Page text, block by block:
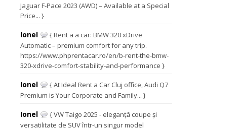
Jaguar F-Pace 2023 (AWD) – Available at a Special
Price... }
Ionel
{ Rent a a car: BMW 320 xDrive
Automatic – premium comfort for any trip.
https://www.phprentacar.ro/en/b-rent-the-bmw-
320-xdrive-comfort-stability-and-performance }
Ionel
{ At Ideal Rent a Car Cluj office, Audi Q7
Premium is Your Corporate and Family... }
Ionel
{ VW Taigo 2025 - eleganță coupe și
versatilitate de SUV într-un singur model